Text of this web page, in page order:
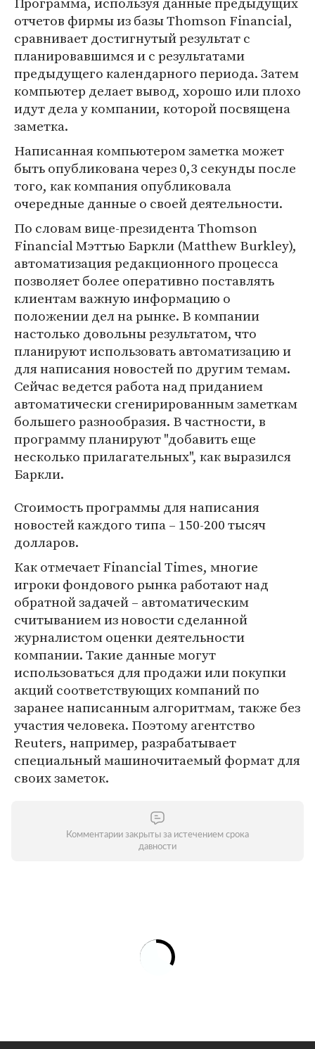
отчетов фирмы из базы Thomson Financial,
сравнивает достигнутый результат с
планировавшимся и с результатами
предыдущего календарного периода. Затем
компьютер делает вывод, хорошо или плохо
идут дела у компании, которой посвящена
заметка.
Написанная компьютером заметка может
быть опубликована через 0,3 секунды после
того, как компания опубликовала
очередные данные о своей деятельности.
По словам вице-президента Thomson
Financial Мэттью Баркли (Matthew Burkley),
автоматизация редакционного процесса
позволяет более оперативно поставлять
клиентам важную информацию о
положении дел на рынке. В компании
настолько довольны результатом, что
планируют использовать автоматизацию и
для написания новостей по другим темам.
Сейчас ведется работа над приданием
автоматически сгенирированным заметкам
большего разнообразия. В частности, в
программу планируют "добавить еще
несколько прилагательных", как выразился
Баркли.
Стоимость программы для написания
новостей каждого типа – 150-200 тысяч
долларов.
Как отмечает Financial Times, многие
игроки фондового рынка работают над
обратной задачей – автоматическим
считыванием из новости сделанной
журналистом оценки деятельности
компании. Такие данные могут
использоваться для продажи или покупки
акций соответствующих компаний по
заранее написанным алгоритмам, также без
участия человека. Поэтому агентство
Reuters, например, разрабатывает
специальный машиночитаемый формат для
своих заметок.
Комментарии закрыты за истечением срока
давности